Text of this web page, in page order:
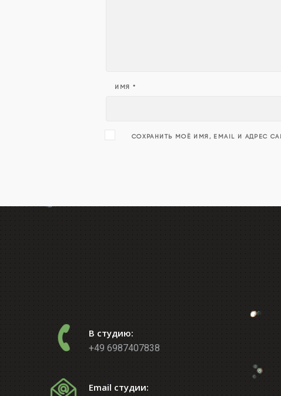
ИМЯ *
СОХРАНИТЬ МОЁ ИМЯ, EMAIL И АДРЕС
В студию:
+49 6987407838
Email студии: